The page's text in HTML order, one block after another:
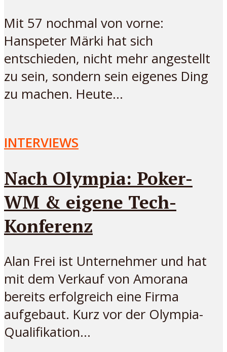
Mit 57 nochmal von vorne:
Hanspeter Märki hat sich
entschieden, nicht mehr angestellt
zu sein, sondern sein eigenes Ding
zu machen. Heute...
INTERVIEWS
Nach Olympia: Poker-
WM & eigene Tech-
Konferenz
Alan Frei ist Unternehmer und hat
mit dem Verkauf von Amorana
bereits erfolgreich eine Firma
aufgebaut. Kurz vor der Olympia-
Qualifikation...